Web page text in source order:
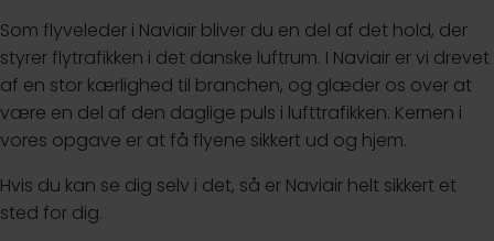
Som flyveleder i Naviair bliver du en del af det hold, der
styrer flytrafikken i det danske luftrum. I Naviair er vi drevet
af en stor kærlighed til branchen, og glæder os over at
være en del af den daglige puls i lufttrafikken. Kernen i
vores opgave er at få flyene sikkert ud og hjem.
Hvis du kan se dig selv i det, så er Naviair helt sikkert et
sted for dig.